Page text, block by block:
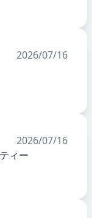
2026/07/16
2026/07/16
ィー